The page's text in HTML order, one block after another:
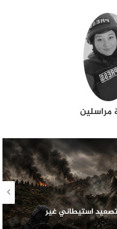
مراسلين
استيطاني غير